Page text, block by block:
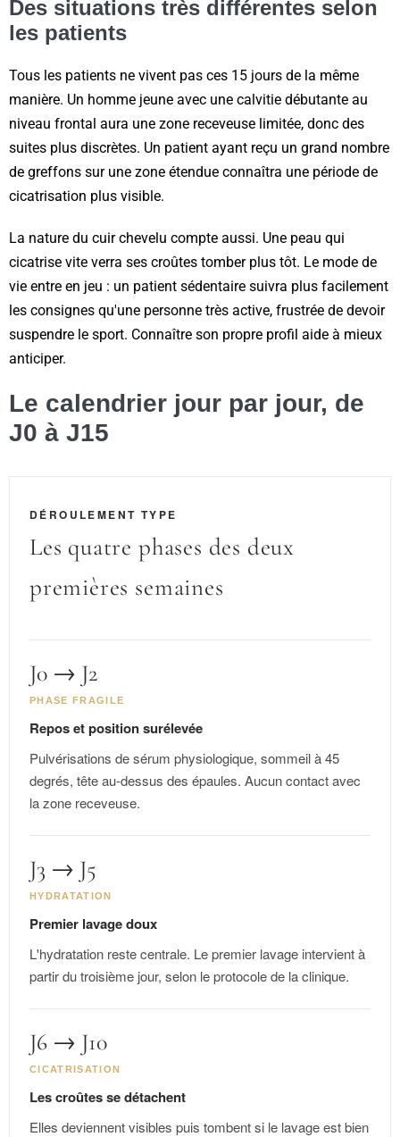
Des situations très différentes selon
les patients
Tous les patients ne vivent pas ces 15 jours de la même
manière. Un homme jeune avec une calvitie débutante au
niveau frontal aura une zone receveuse limitée, donc des
suites plus discrètes. Un patient ayant reçu un grand nombre
de greffons sur une zone étendue connaîtra une période de
cicatrisation plus visible.
La nature du cuir chevelu compte aussi. Une peau qui
cicatrise vite verra ses croûtes tomber plus tôt. Le mode de
vie entre en jeu : un patient sédentaire suivra plus facilement
les consignes qu'une personne très active, frustrée de devoir
suspendre le sport. Connaître son propre profil aide à mieux
anticiper.
Le calendrier jour par jour, de
J0 à J15
DÉROULEMENT TYPE
Les quatre phases des deux
premières semaines
J0 → J2
PHASE FRAGILE
Repos et position surélevée
Pulvérisations de sérum physiologique, sommeil à 45
degrés, tête au-dessus des épaules. Aucun contact avec
la zone receveuse.
J3 → J5
HYDRATATION
Premier lavage doux
L'hydratation reste centrale. Le premier lavage intervient à
partir du troisième jour, selon le protocole de la clinique.
J6 → J10
CICATRISATION
Les croûtes se détachent
Elles deviennent visibles puis tombent si le lavage est bien